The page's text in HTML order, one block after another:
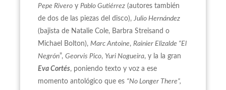
Pepe Rivero y Pablo Gutiérrez (autores también
de dos de las piezas del disco), Julio Hernández
(bajista de Natalie Cole, Barbra Streisand o
Michael Bolton), Marc Antoine, Rainier Elizalde “El
Negrón”, Georvis Pico, Yuri Nogueira, y la la gran
Eva Cortés, poniendo texto y voz a ese
momento antológico que es “No Longer There”,